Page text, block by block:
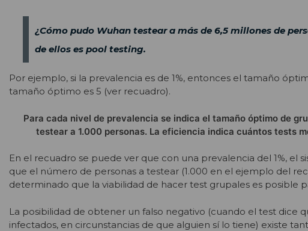
¿Cómo pudo Wuhan testear a más de 6,5 millones de
de ellos es pool testing.
Por ejemplo, si la prevalencia es de 1%, entonces el tamaño
tamaño óptimo es 5 (ver recuadro).
Para cada nivel de prevalencia se indica el tamaño óptimo de
testear a 1.000 personas. La eficiencia indica cuántos tests
En el recuadro se puede ver que con una prevalencia del 1%, el
que el número de personas a testear (1.000 en el ejemplo del
determinado que la viabilidad de hacer test grupales es posible
La posibilidad de obtener un falso negativo (cuando el test dice
infectados, en circunstancias de que alguien sí lo tiene) existe